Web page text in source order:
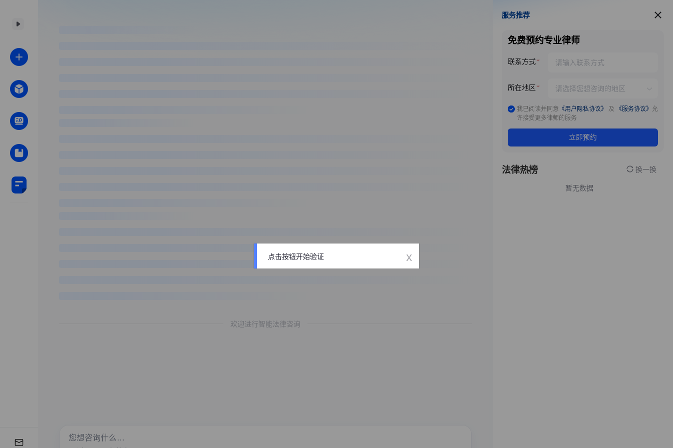
欢迎进行智能法律咨询
服务推荐
服务推荐
免费预约专业律师
联系方式
所在地区
我已阅读并同意 《用户隐私协议》 及 《服务协议》 允
许接受更多律师的服务
立即预约
法律热榜 换一换
暂无数据
点击按钮开始验证 x